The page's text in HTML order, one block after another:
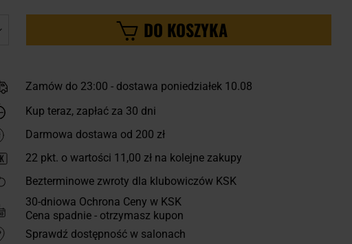
DO KOSZYKA
Zamów do 23:00 - dostawa poniedziałek 10.08
Kup teraz, zapłać za 30 dni
Darmowa dostawa od 200 zł
22pkt. o wartości 11,00 złna kolejne zakupy
Bezterminowe zwroty dla klubowiczów KSK
30-dniowa Ochrona Ceny w KSK
Cena spadnie - otrzymasz kupon
Sprawdź dostępność w salonach